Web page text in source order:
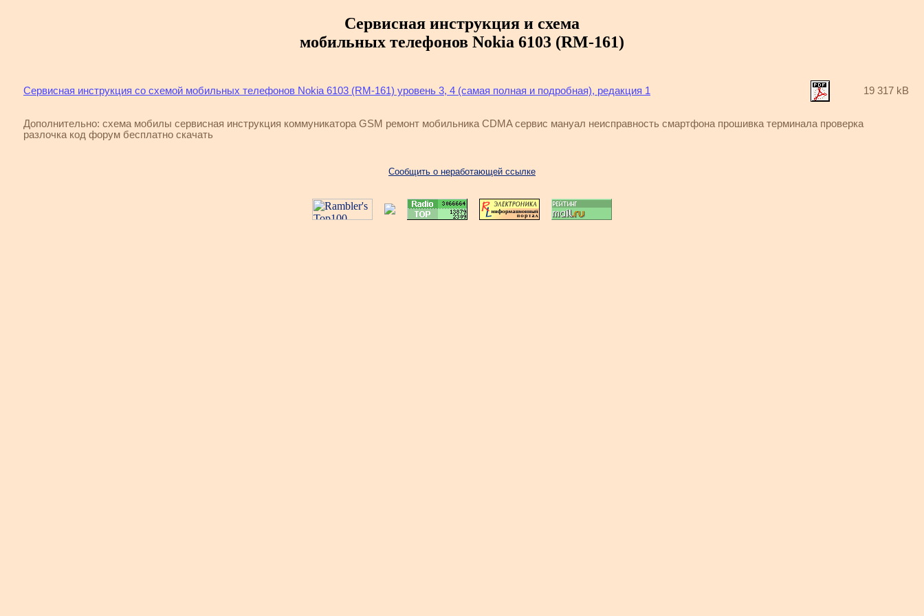
Сервисная инструкция и схема
мобильных телефонов Nokia 6103 (RM-161)
Сервисная инструкция со схемой мобильных телефонов Nokia 6103 (RM-161) уровень 3, 4 (самая полная и подробная), редакция 1 19 317 kB
Дополнительно: схема мобилы сервисная инструкция коммуникатора GSM ремонт мобильника CDMA сервис мануал неисправность смартфона прошивка терминала проверка
разлочка код форум бесплатно скачать
Сообщить о неработающей ссылке